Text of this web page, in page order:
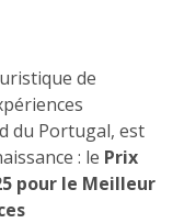
de
du Portugal, est
: le Prix
pour le Meilleur